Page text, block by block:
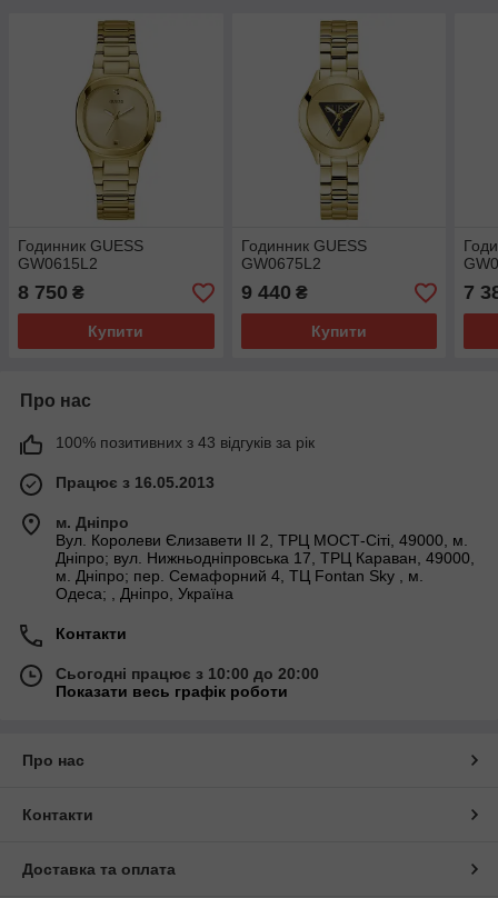
Годинник GUESS
GW0615L2
8 750 ₴
Купити
Годинник GUESS
GW0675L2
9 440 ₴
Купити
7
Про нас
100% позитивних з 43 відгуків за рік
Працює з 16.05.2013
м. Дніпро
Вул. Королеви Єлизавети ІІ 2, ТРЦ МОСТ-Сіті, 49000, м.
Дніпро; вул. Нижньодніпровська 17, ТРЦ Караван, 49000,
м. Дніпро; пер. Семафорний 4, ТЦ Fontan Sky , м.
Одеса; , Дніпро, Україна
Контакти
Сьогодні працює з 10:00 до 20:00
Показати весь графік роботи
Про нас
Контакти
Доставка та оплата